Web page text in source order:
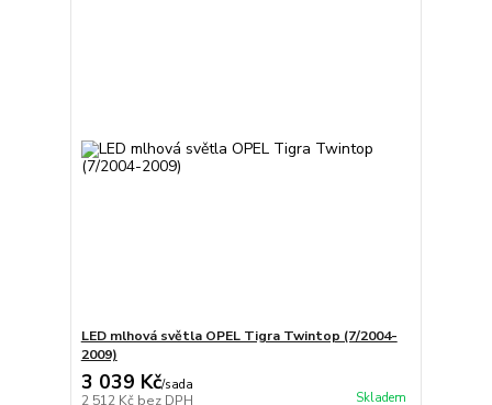
LED mlhová světla OPEL Tigra Twintop (7/2004-
2009)
3 039 Kč/sada
2 512 Kč bez DPH Skladem